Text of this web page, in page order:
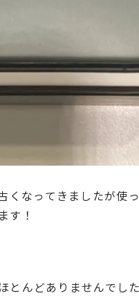
なってきましたが使
す！
んどありませんでした